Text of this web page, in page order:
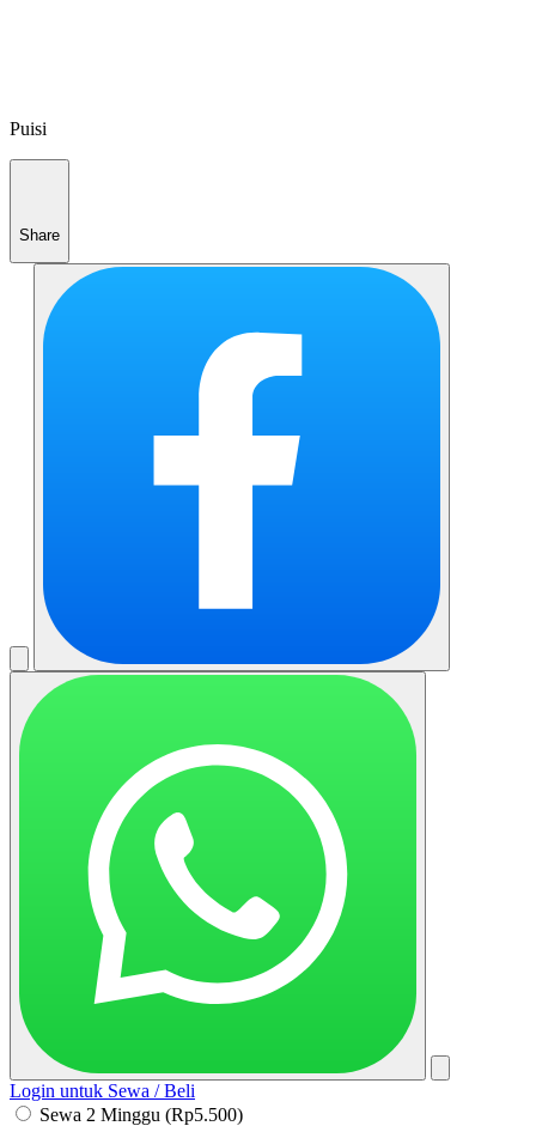
Puisi
Share
Login untuk Sewa / Beli
Sewa 2 Minggu (Rp5.500)